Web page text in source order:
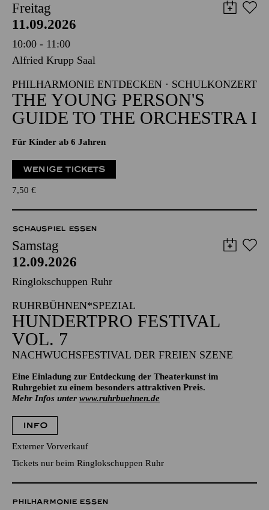
Freitag
11.09.2026
10:00 - 11:00
Alfried Krupp Saal
PHILHARMONIE ENTDECKEN · SCHULKONZERT
THE YOUNG PERSON'S
GUIDE TO THE ORCHESTRA I
Für Kinder ab 6 Jahren
WENIGE TICKETS
7,50 €
SCHAUSPIEL ESSEN
Samstag
12.09.2026
Ringlokschuppen Ruhr
RUHRBÜHNEN*SPEZIAL
HUNDERTPRO FESTIVAL
VOL. 7
NACHWUCHSFESTIVAL DER FREIEN SZENE
Eine Einladung zur Entdeckung der Theaterkunst im
Ruhrgebiet zu einem besonders attraktiven Preis.
Mehr Infos unter www.ruhrbuehnen.de
INFO
Externer Vorverkauf
Tickets nur beim Ringlokschuppen Ruhr
PHILHARMONIE ESSEN